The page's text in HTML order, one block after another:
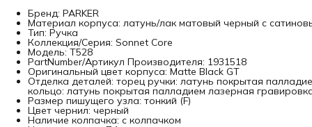
Бренд: PARKER
Материал корпуса: латунь/лак матовый черный с
Тип: Ручка
Коллекция/Серия: Sonnet Core
Модель: T528
PartNumber/Артикул Производителя: 1931518
Оригинальный цвет корпуса: Matte Black GT
Отделка деталей: торец ручки: латунь покрытая
кольцо: латунь покрытая палладием лазерная
Размер пишущего узла: тонкий (F)
Цвет чернил: черный
Наличие колпачка: с колпачком